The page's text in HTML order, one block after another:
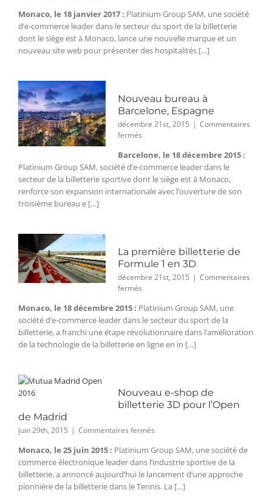
d’un
nouveau
site
internet
Monaco, le 18 janvier 2017 : Platinium Group SAM, une société
d’e-commerce leader dans le secteur du sport de la billetterie
dont le siège est à Monaco, lance une nouvelle marque et un
nouveau site web pour présenter des hospitalités […]
Nouveau bureau à
Barcelone, Espagne
décembre 21st, 2015 | Commentaires
fermés
bureau
à
Barcelone,
Espagne
Barcelone, le 18 décembre 2015 :
Platinium Group SAM, société d’e-commerce leader dans le
secteur de la billetterie sportive dont le siège est à Monaco,
renforce son expansion internationale avec l’ouverture de son
troisième bureau e […]
La première billetterie de
Formule 1 en 3D
décembre 21st, 2015 | Commentaires
fermés
première
billetterie
de
Formule
Monaco, le 18 décembre 2015 : Platinium Group SAM, une
société d’e-commerce leader dans le secteur du sport de la
billetterie, a franchi une étape révolutionnaire dans l’amélioration
de la technologie de la billetterie en ligne en in […]
Nouveau e-shop de
billetterie 3D pour l’Open
de Madrid
juin 29th, 2015 | Commentaires fermés
e-
shop
de
billetterie
Monaco, le 25 juin 2015 : Platinium Group SAM, une société de
commerce électronique leader dans l’industrie sportive de la
billetterie, a annoncé aujourd’hui le lancement d’une approche
pionnière de la billetterie dans le Tennis. La […]